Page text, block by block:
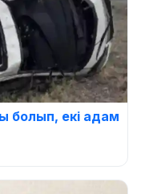
болып, екі адам